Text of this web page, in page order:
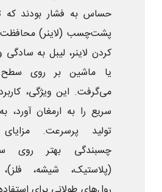
حساس به فشار بودند که
پشت‌چسب (لاینر)
کردن لاینر، لیبل به
یا ماشین بر روی
می‌گرفت. این ویژگی،
سریع را به ارمغان آورد،
تولید پرسرعت.
چسبندگی بهتر روی
(پلاستیک، شیشه،